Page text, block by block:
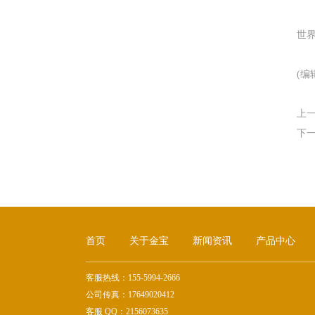
世
(编
上
下
首页 关于金宝 新闻资讯 产品中心
客服热线：155-5994-2666
公司传真：17649020412
客服 QQ：2156073635